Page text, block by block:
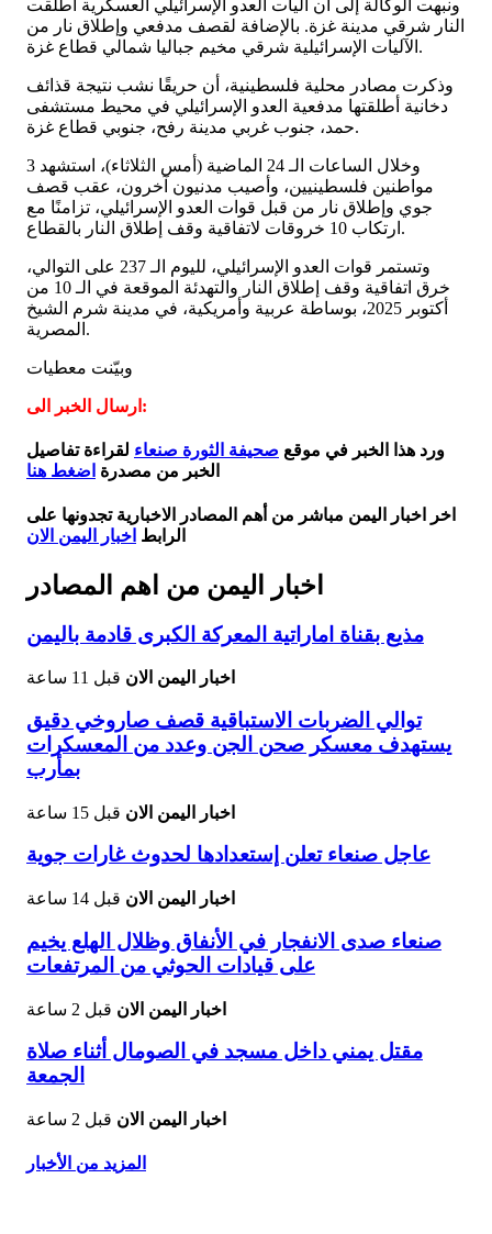
ونبهت الوكالة إلى أن آليات العدو الإسرائيلي العسكرية أطلقت
النار شرقي مدينة غزة. بالإضافة لقصف مدفعي وإطلاق نار من
الآليات الإسرائيلية شرقي مخيم جباليا شمالي قطاع غزة.
وذكرت مصادر محلية فلسطينية، أن حريقًا نشب نتيجة قذائف
دخانية أطلقتها مدفعية العدو الإسرائيلي في محيط مستشفى
حمد، جنوب غربي مدينة رفح، جنوبي قطاع غزة.
وخلال الساعات الـ 24 الماضية (أمس الثلاثاء)، استشهد 3
مواطنين فلسطينيين، وأصيب مدنيون آخرون، عقب قصف
جوي وإطلاق نار من قبل قوات العدو الإسرائيلي، تزامنًا مع
ارتكاب 10 خروقات لاتفاقية وقف إطلاق النار بالقطاع.
وتستمر قوات العدو الإسرائيلي، لليوم الـ 237 على التوالي،
خرق اتفاقية وقف إطلاق النار والتهدئة الموقعة في الـ 10 من
أكتوبر 2025، بوساطة عربية وأمريكية، في مدينة شرم الشيخ
المصرية.
وبيّنت معطيات
ارسال الخبر الى:
ورد هذا الخبر في موقع صحيفة الثورة صنعاء لقراءة تفاصيل
الخبر من مصدرة اضغط هنا
اخر اخبار اليمن مباشر من أهم المصادر الاخبارية تجدونها على
الرابط اخبار اليمن الان
اخبار اليمن من اهم المصادر
مذيع بقناة اماراتية المعركة الكبرى قادمة باليمن
اخبار اليمن الان قبل 11 ساعة
توالي الضربات الاستباقية قصف صاروخي دقيق
يستهدف معسكر صحن الجن وعدد من المعسكرات
بمأرب
اخبار اليمن الان قبل 15 ساعة
عاجل صنعاء تعلن إستعدادها لحدوث غارات جوية
اخبار اليمن الان قبل 14 ساعة
صنعاء صدى الانفجار في الأنفاق وظلال الهلع يخيم
على قيادات الحوثي من المرتفعات
اخبار اليمن الان قبل 2 ساعة
مقتل يمني داخل مسجد في الصومال أثناء صلاة
الجمعة
اخبار اليمن الان قبل 2 ساعة
المزيد من الأخبار